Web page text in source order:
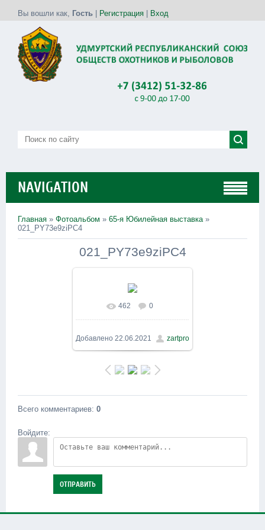
Вы вошли как, Гость Регистрация Вход
NAVIGATION
Главная » Фотоальбом » 65-я Юбилейная выставка»
021_PY73e9ziPC4
021_PY73e9ziPC4
В реальном размере
1600x900 / 434.8Kb
462 0
Добавлено 22.06.2021 zartpro
Всего комментариев: 0
Войдите:
ОТПРАВИТЬ